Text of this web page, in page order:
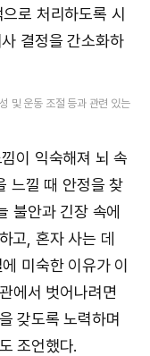
로 처리하도록 시
결정을 간소화하
및 운동 조절 등과 관련 있는
이 익숙해져 뇌 속
느낄 때 안정을 찾
불안과 긴장 속에
고, 혼자 사는 데
미숙한 이유가 이
에서 벗어나려면
갖도록 노력하며
조언했다.